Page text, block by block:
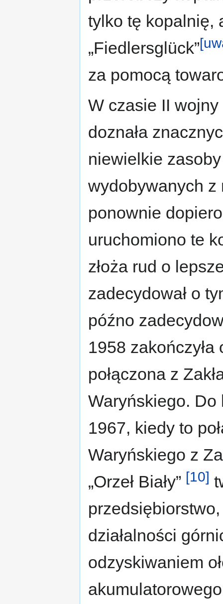
tylko tę kopalnię,
„Fiedlersglück”
za pomocą
W czasie II
doznała
niewielkie
wydobywanych z
ponownie
uruchomiono te
złoża rud o
zadecydował o
późno
1958 zakończyła
połączona z
Waryńskiego. Do
1967, kiedy to
Waryńskiego z
„Orzeł Biały” [10]
działalności
odzyskiwaniem
akumulatorowego